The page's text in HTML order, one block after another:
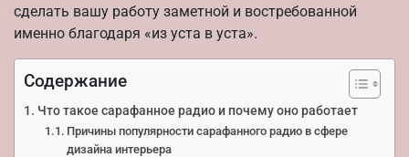
сделать вашу работу заметной и востребованной
именно благодаря «из уста в уста».
Содержание
Что такое сарафанное радио и почему оно работает
Причины популярности сарафанного радио в сфере
дизайна интерьера